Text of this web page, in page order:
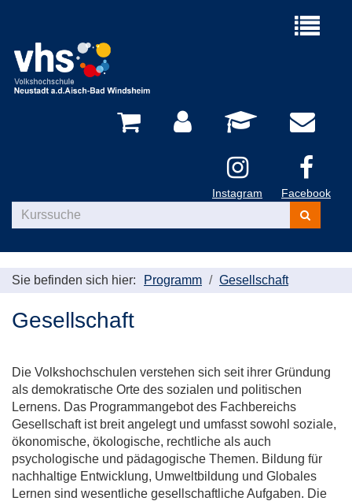
Menü
Instagram Facebook
Kurse
suchen
Sie befinden sich hier: Programm Gesellschaft
Gesellschaft
Die Volkshochschulen verstehen sich seit ihrer Gründung
als demokratische Orte des sozialen und politischen
Lernens. Das Programmangebot des Fachbereichs
Gesellschaft ist breit angelegt und umfasst sowohl soziale,
ökonomische, ökologische, rechtliche als auch
psychologische und pädagogische Themen. Bildung für
nachhaltige Entwicklung, Umweltbildung und Globales
Lernen sind wesentliche gesellschaftliche Aufgaben. Die